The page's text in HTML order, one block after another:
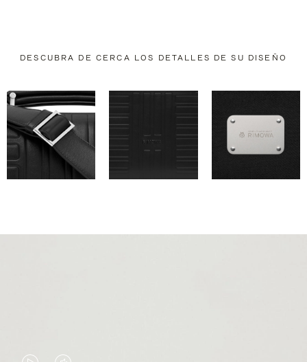
DESCUBRA DE CERCA LOS DETALLES DE SU DISEÑO